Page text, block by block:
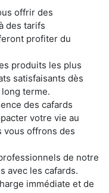
offrir des
des tarifs
profiter du
produits les plus
satisfaisants dès
terme.
des cafards
votre vie au
vous offrons des
de notre
avec les cafards.
immédiate et de